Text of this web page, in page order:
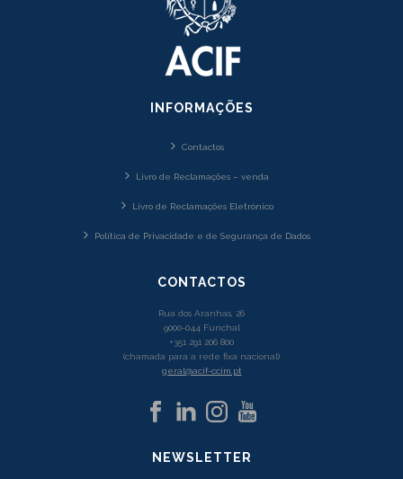
INFORMAÇÕES
Contactos
Livro de Reclamações – venda
Livro de Reclamações Eletrónico
Política de Privacidade e de Segurança de Dados
CONTACTOS
Rua dos Aranhas, 26
9000-044 Funchal
+351 291 206 800
(chamada para a rede fixa nacional)
geral@acif-ccim.pt
NEWSLETTER